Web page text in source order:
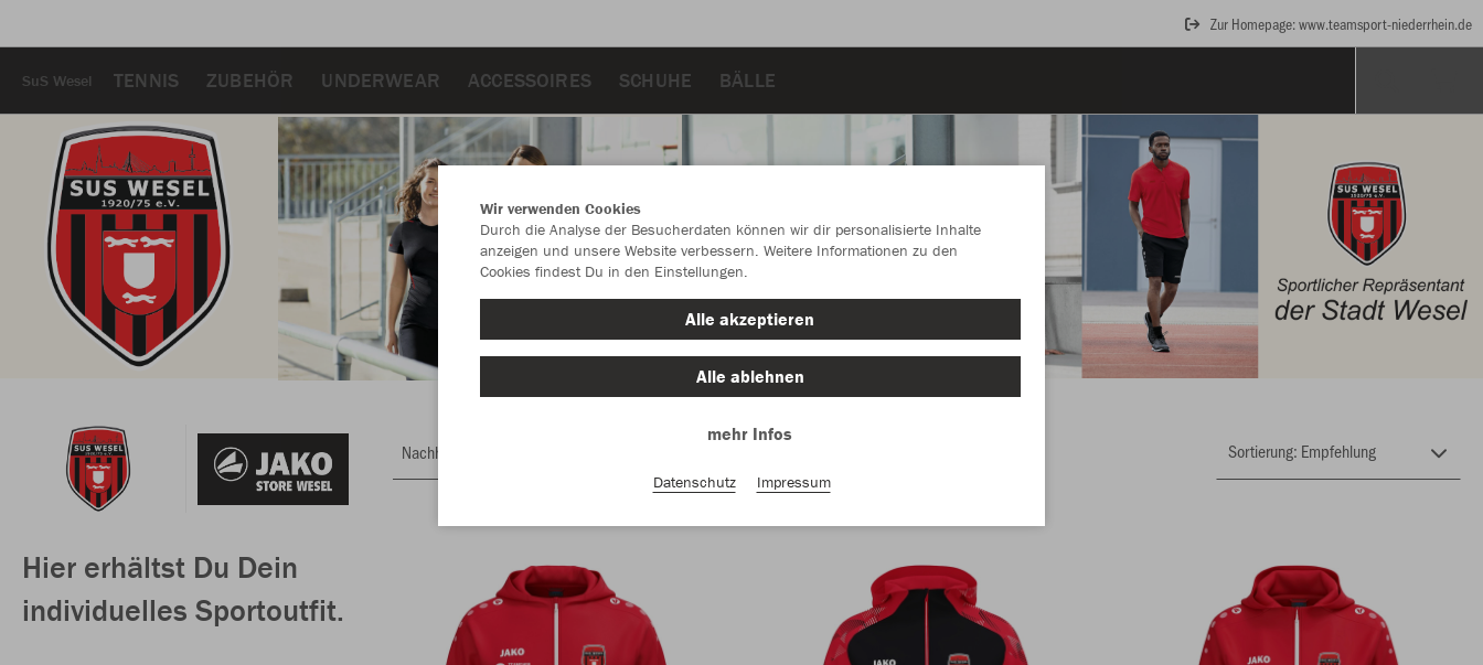
Zur Homepage: www.teamsport-niederrhein.de
SuS Wesel TENNIS ZUBEHÖR UNDERWEAR ACCESSOIRES SCHUHE BÄLLE
Hier erhältst Du Dein
individuelles Sportoutfit.
Nachhaltig
Wir verwenden Cookies
Durch die Analyse der Besucherdaten können wir dir personalisierte Inhalte
anzeigen und unsere Website verbessern. Weitere Informationen zu den
Cookies findest Du in den Einstellungen.
Alle akzeptieren
Alle ablehnen
mehr Infos
Datenschutz Impressum